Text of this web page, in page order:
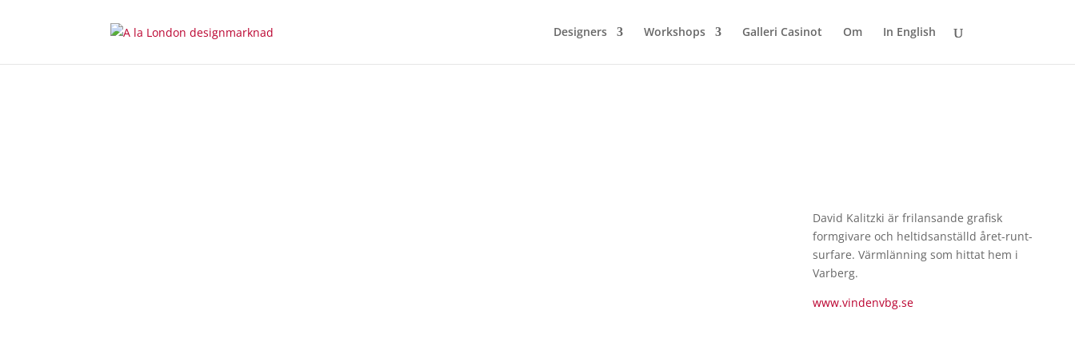
Designers Workshops Galleri Casinot Om In English
David Kalitzki är frilansande grafisk
formgivare och heltidsanställd året-runt-
surfare. Värmlänning som hittat hem i
Varberg.
www.vindenvbg.se